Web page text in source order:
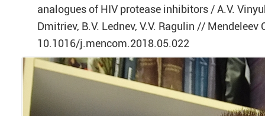
analogues of HIV protease inhibitors / A.V.
Dmitriev, B.V. Lednev, V.V. Ragulin //
10.1016/j.mencom.2018.05.022